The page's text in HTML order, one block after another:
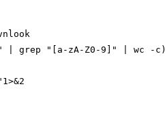
| grep "[a-zA-Z0-9]" | wc -c)